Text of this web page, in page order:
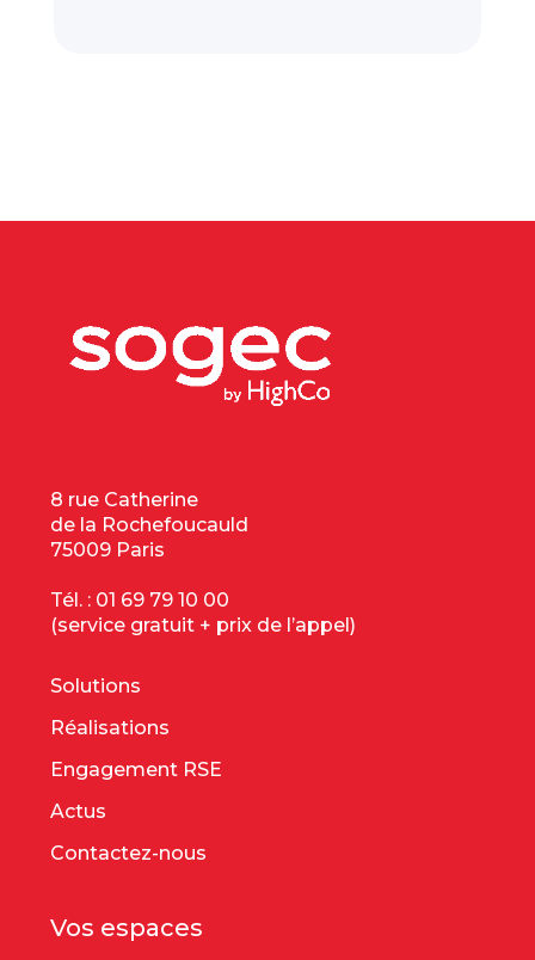
8 rue Catherine
de la Rochefoucauld
75009 Paris
Tél. : 01 69 79 10 00
(service gratuit + prix de l’appel)
Solutions
Réalisations
Engagement RSE
Actus
Contactez-nous
Vos espaces